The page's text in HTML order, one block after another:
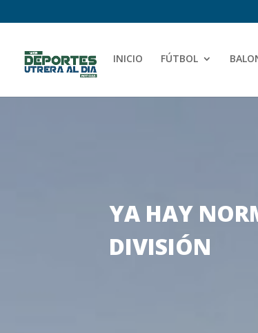
INICIO FÚTBOL
YA HAY
DIVISIÓN